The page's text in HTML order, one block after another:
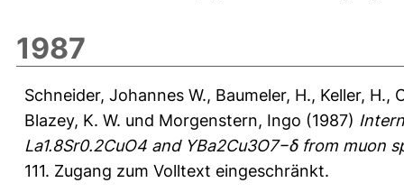
1987
Schneider, Johannes W., Baumeler, H., Keller, H.,
Blazey, K. W. und Morgenstern, Ingo (1987)
La1.8Sr0.2CuO4 and YBa2Cu3O7−δ from muon
111. Zugang zum Volltext eingeschränkt.